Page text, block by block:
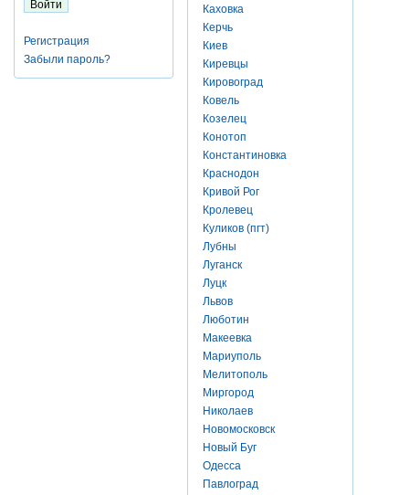
Регистрация
Забыли пароль?
Каховка
Керчь
Киев
Киревцы
Кировоград
Ковель
Козелец
Конотоп
Константиновка
Краснодон
Кривой Рог
Кролевец
Куликов (пгт)
Лубны
Луганск
Луцк
Львов
Люботин
Макеевка
Мариуполь
Мелитополь
Миргород
Николаев
Новомосковск
Новый Буг
Одесса
Павлоград